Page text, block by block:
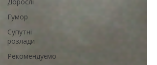
Гумор
Супутні
розлади
Рекомендуємо